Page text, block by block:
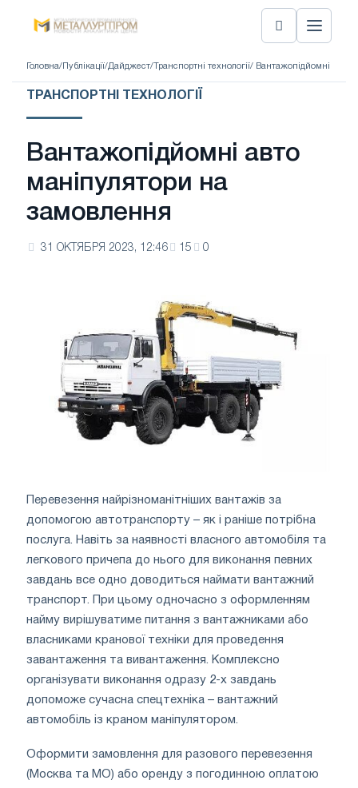
Головна/ Публікації/Дайджест/ Транспортні технології/ Вантажопідйомні авто
ТРАНСПОРТНІ ТЕХНОЛОГІЇ
Вантажопідйомні авто
маніпулятори на
замовлення
31 ОКТЯБРЯ 2023, 12:46 15 0
Перевезення найрізноманітніших вантажів за
допомогою автотранспорту – як і раніше потрібна
послуга. Навіть за наявності власного автомобіля та
легкового причепа до нього для виконання певних
завдань все одно доводиться наймати вантажний
транспорт. При цьому одночасно з оформленням
найму вирішуватиме питання з вантажниками або
власниками кранової техніки для проведення
завантаження та вивантаження. Комплексно
організувати виконання одразу 2-х завдань
допоможе сучасна спецтехніка – вантажний
автомобіль із краном маніпулятором.
Оформити замовлення для разового перевезення
(Москва та МО) або оренду з погодинною оплатою